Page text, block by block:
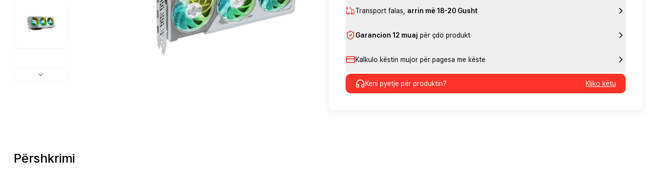
Transport falas arrin më 18-20 Gusht
Garancion 12 muaj për çdo produkt
Kalkulo këstin mujor për pagesa me këste
Keni pyetje për produktin? Kliko këtu
Përshkrimi